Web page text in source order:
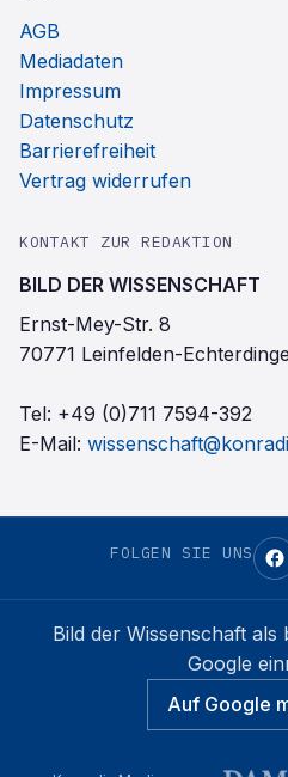
AGB
Mediadaten
Impressum
Datenschutz
Barrierefreiheit
Vertrag widerrufen
KONTAKT ZUR REDAKTION
BILD DER WISSENSCHAFT
Ernst-Mey-Str. 8
70771 Leinfelden-
Tel: +49 (0)711 7594-392
E-Mail:
FOLGEN SIE UNS
Bild der Wissenschaft als
Google
Auf Google